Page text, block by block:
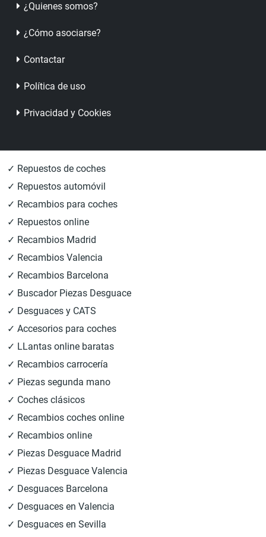
¿Quienes somos?
¿Cómo asociarse?
Contactar
Política de uso
Privacidad y Cookies
✓ Repuestos de coches
✓ Repuestos automóvil
✓ Recambios para coches
✓ Repuestos online
✓ Recambios Madrid
✓ Recambios Valencia
✓ Recambios Barcelona
✓ Buscador Piezas Desguace
✓ Desguaces y CATS
✓ Accesorios para coches
✓ LLantas online baratas
✓ Recambios carrocería
✓ Piezas segunda mano
✓ Coches clásicos
✓ Recambios coches online
✓ Recambios online
✓ Piezas Desguace Madrid
✓ Piezas Desguace Valencia
✓ Desguaces Barcelona
✓ Desguaces en Valencia
✓ Desguaces en Sevilla